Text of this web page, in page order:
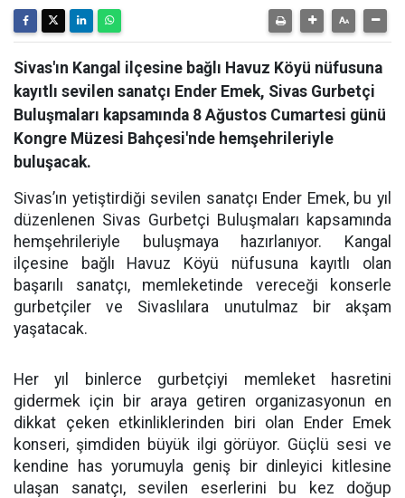
Sivas'ın Kangal ilçesine bağlı Havuz Köyü nüfusuna
kayıtlı sevilen sanatçı Ender Emek, Sivas Gurbetçi
Buluşmaları kapsamında 8 Ağustos Cumartesi günü
Kongre Müzesi Bahçesi'nde hemşehrileriyle
buluşacak.
Sivas’ın yetiştirdiği sevilen sanatçı Ender Emek, bu yıl
düzenlenen Sivas Gurbetçi Buluşmaları kapsamında
hemşehrileriyle buluşmaya hazırlanıyor. Kangal
ilçesine bağlı Havuz Köyü nüfusuna kayıtlı olan
başarılı sanatçı, memleketinde vereceği konserle
gurbetçiler ve Sivaslılara unutulmaz bir akşam
yaşatacak.
Her yıl binlerce gurbetçiyi memleket hasretini
gidermek için bir araya getiren organizasyonun en
dikkat çeken etkinliklerinden biri olan Ender Emek
konseri, şimdiden büyük ilgi görüyor. Güçlü sesi ve
kendine has yorumuyla geniş bir dinleyici kitlesine
ulaşan sanatçı, sevilen eserlerini bu kez doğup